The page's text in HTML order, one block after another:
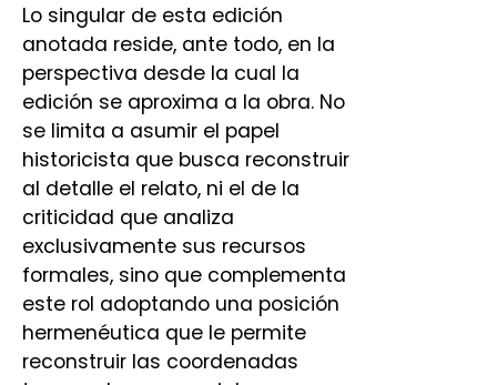
Lo singular de esta edición
anotada reside, ante todo, en la
perspectiva desde la cual la
edición se aproxima a la obra. No
se limita a asumir el papel
historicista que busca reconstruir
al detalle el relato, ni el de la
criticidad que analiza
exclusivamente sus recursos
formales, sino que complementa
este rol adoptando una posición
hermenéutica que le permite
reconstruir las coordenadas